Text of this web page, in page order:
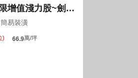
優質方正💕無限增值淺力股~劍潭士林生活圈
簡易裝潢
) 66.9萬/坪